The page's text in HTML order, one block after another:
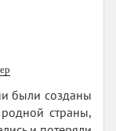
были созданы
страны,